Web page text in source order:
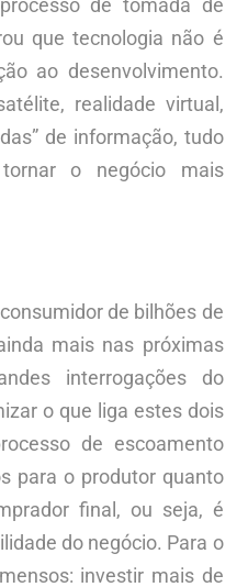
de tomada de
que tecnologia não é
ao desenvolvimento.
realidade virtual,
de informação, tudo
o negócio mais
de bilhões de
mais nas próximas
interrogações do
o que liga estes dois
de escoamento
para o produtor quanto
final, ou seja, é
do negócio. Para o
investir mais de